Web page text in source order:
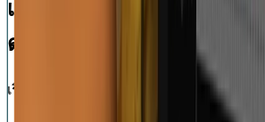
เปลี่ยน Mac ของคุณให้กลาย
ดนตรีชั้นนำด้วย Moises!
เริ่มต้นฟรี